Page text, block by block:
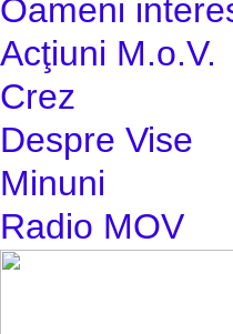
Oameni
Acţiuni M.o.V.
Crez
Despre Vise
Minuni
Radio MOV